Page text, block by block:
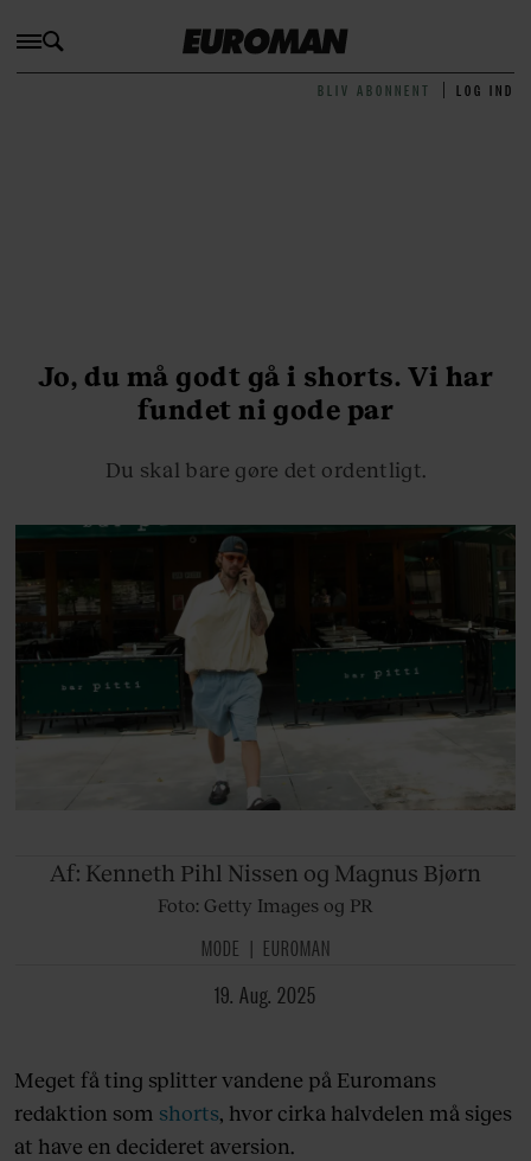
BLIV ABONNENT LOG IND
Jo, du må godt gå i shorts. Vi har
fundet ni gode par
Du skal bare gøre det ordentligt.
Af: Kenneth Pihl Nissen og Magnus Bjørn
Foto: Getty Images og PR
MODE EUROMAN
19. Aug. 2025
Meget få ting splitter vandene på Euromans
redaktion som shorts, hvor cirka halvdelen må siges
at have en decideret aversion.